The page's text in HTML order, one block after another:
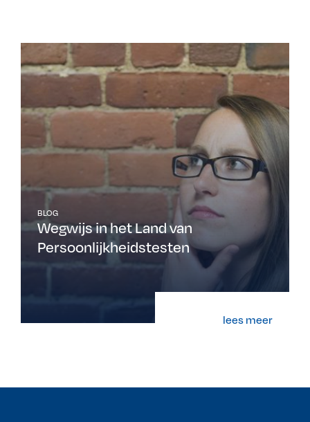
BLOG
Wegwijs in het Land van
Persoonlijkheidstesten
lees meer